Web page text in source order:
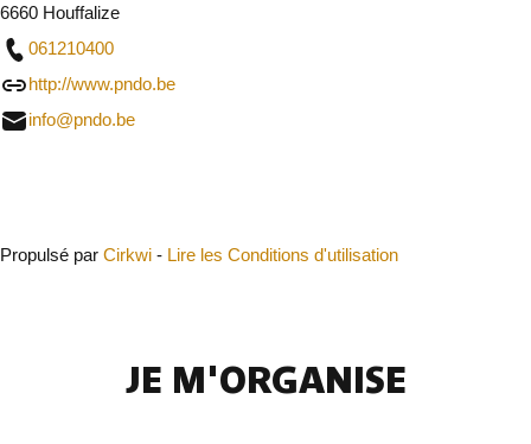
6660 Houffalize
061210400
http://www.pndo.be
info@pndo.be
Propulsé par Cirkwi - Lire les Conditions d'utilisation
JE M'ORGANISE